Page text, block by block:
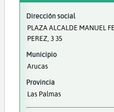
Dirección social
PLAZA ALCALDE MANUEL
PEREZ, 3 35
Municipio
Arucas
Provincia
Las Palmas